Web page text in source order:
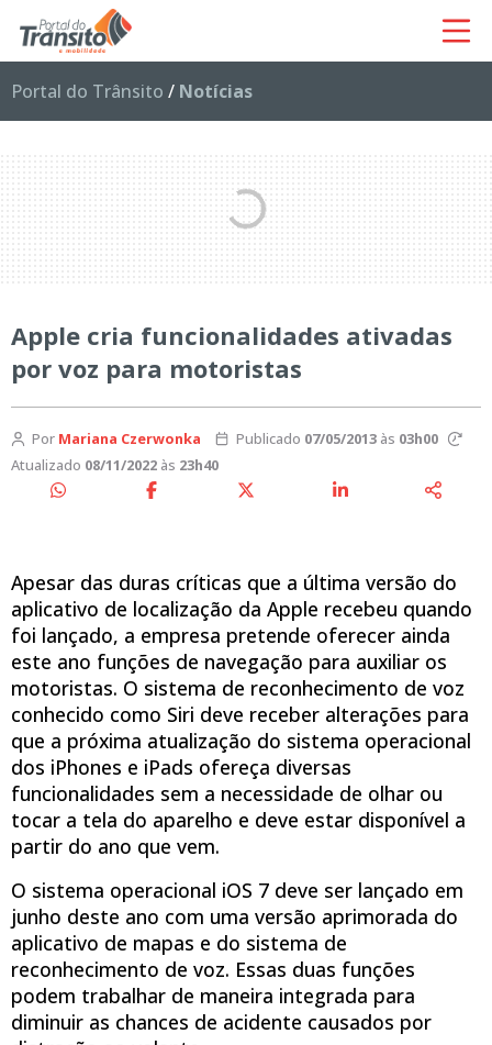
Portal do Trânsito / Notícias
Apple cria funcionalidades ativadas
por voz para motoristas
Por Mariana Czerwonka Publicado 07/05/2013às 03h00
Atualizado 08/11/2022 às 23h40
Apesar das duras críticas que a última versão do
aplicativo de localização da Apple recebeu quando
foi lançado, a empresa pretende oferecer ainda
este ano funções de navegação para auxiliar os
motoristas. O sistema de reconhecimento de voz
conhecido como Siri deve receber alterações para
que a próxima atualização do sistema operacional
dos iPhones e iPads ofereça diversas
funcionalidades sem a necessidade de olhar ou
tocar a tela do aparelho e deve estar disponível a
partir do ano que vem.
O sistema operacional iOS 7 deve ser lançado em
junho deste ano com uma versão aprimorada do
aplicativo de mapas e do sistema de
reconhecimento de voz. Essas duas funções
podem trabalhar de maneira integrada para
diminuir as chances de acidente causados por